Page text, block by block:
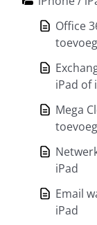
Office365
Microsoft
SLA
Remote Help
Office
iPad of
Mega
iPad
Email
iPad